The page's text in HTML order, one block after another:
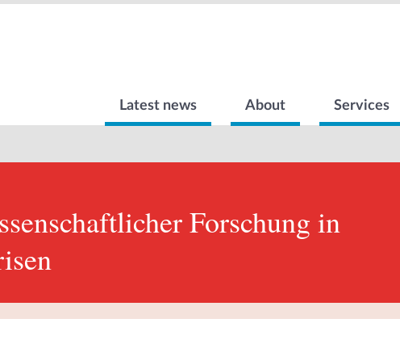
Latest news About Services
Forschung in